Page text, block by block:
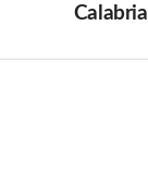
Calabria